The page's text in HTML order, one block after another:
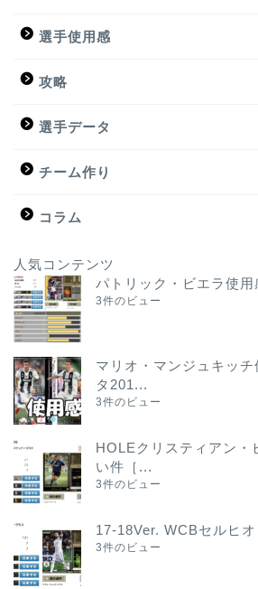
選手使用感
攻略
選手データ
チーム作り
コラム
人気コンテンツ
パトリック・ビエラ使
3件のビュー
マリオ・マンジュキッ
タ201...
3件のビュー
HOLEクリスティアン・
い件［...
3件のビュー
17-18Ver. WCBセルヒ
3件のビュー